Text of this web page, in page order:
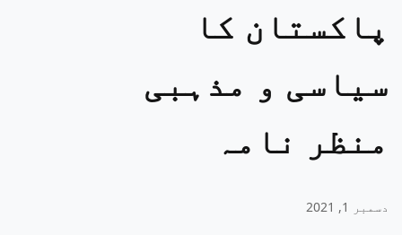
پاکستان کا
سیاسی و مذہبی
منظر نامہ
دسمبر 1, 2021